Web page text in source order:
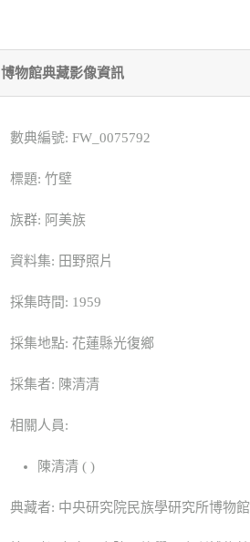
博物館典藏影像資訊
數典編號: FW_0075792
標題: 竹壁
族群: 阿美族
資料集: 田野照片
採集時間: 1959
採集地點: 花蓮縣光復鄉
採集者: 陳清清
相關人員:
陳清清 ( )
典藏者: 中央研究院民族學研究所博物館